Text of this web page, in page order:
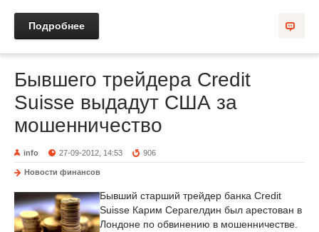
Подробнее
Бывшего трейдера Credit
Suisse выдадут США за
мошенничество
info 27-09-2012, 14:53 906
Новости финансов
Бывший старший трейдер банка Credit
Suisse Карим Серагелдин был арестован в
Лондоне по обвинению в мошенничестве.